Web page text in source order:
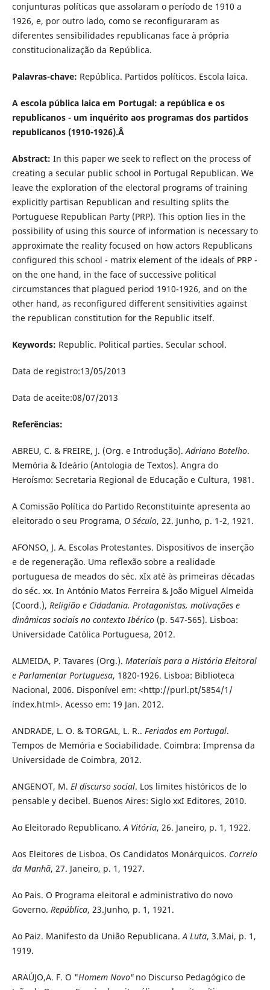
conjunturas políticas que assolaram o período de 1910 a
1926, e, por outro lado, como se reconfiguraram as
diferentes sensibilidades republicanas face à própria
constitucionalização da República.
Palavras-chave: República. Partidos políticos. Escola laica.
A escola pública laica em Portugal: a república e os
republicanos - um inquérito aos programas dos partidos
republicanos (1910-1926).Â
Abstract: In this paper we seek to reflect on the process of
creating a secular public school in Portugal Republican. We
leave the exploration of the electoral programs of training
explicitly partisan Republican and resulting splits the
Portuguese Republican Party (PRP). This option lies in the
possibility of using this source of information is necessary to
approximate the reality focused on how actors Republicans
configured this school - matrix element of the ideals of PRP -
on the one hand, in the face of successive political
circumstances that plagued period 1910-1926, and on the
other hand, as reconfigured different sensitivities against
the republican constitution for the Republic itself.
Keywords: Republic. Political parties. Secular school.
Data de registro:13/05/2013
Data de aceite:08/07/2013
Referências:
ABREU, C. & FREIRE, J. (Org. e Introdução).Adriano Botelho.
Memória & Ideário (Antologia de Textos). Angra do
Heroísmo: Secretaria Regional de Educação e Cultura, 1981.
A Comissão Política do Partido Reconstituinte apresenta ao
eleitorado o seu Programa, O Século, 22. Junho, p. 1-2, 1921.
AFONSO, J. A. Escolas Protestantes. Dispositivos de inserção
e de regeneração. Uma reflexão sobre a realidade
portuguesa de meados do séc. xIx até às primeiras décadas
do séc. xx. In António Matos Ferreira & João Miguel Almeida
(Coord.), Religião e Cidadania. Protagonistas, motivações e
dinâmicas sociais no contexto Ibérico(p. 547-565). Lisboa:
Universidade Católica Portuguesa, 2012.
ALMEIDA, P. Tavares (Org.). Materiais para a História Eleitoral
e Parlamentar Portuguesa, 1820-1926. Lisboa: Biblioteca
Nacional, 2006. Disponível em: <http://purl.pt/5854/1/
índex.html>. Acesso em: 19 Jan. 2012.
ANDRADE, L. O. & TORGAL, L. R.. Feriados em Portugal.
Tempos de Memória e Sociabilidade. Coimbra: Imprensa da
Universidade de Coimbra, 2012.
ANGENOT, M. El discurso social. Los limites históricos de lo
pensable y decibel. Buenos Aires: Siglo xxI Editores, 2010.
Ao Eleitorado Republicano. A Vitória, 26. Janeiro, p. 1, 1922.
Aos Eleitores de Lisboa. Os Candidatos Monárquicos. Correio
da Manhã, 27. Janeiro, p. 1, 1927.
Ao Pais. O Programa eleitoral e administrativo do novo
Governo. República, 23.Junho, p. 1, 1921.
Ao Paiz. Manifesto da União Republicana.A Luta, 3.Mai, p. 1,
1919.
ARAÚJO,A. F. O "Homem Novo"no Discurso Pedagógico de